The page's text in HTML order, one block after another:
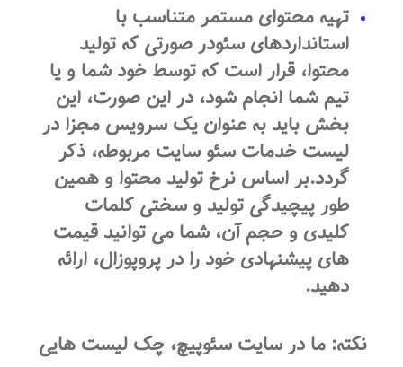
تهیه محتوای مستمر متناسب با
استانداردهای سئودر صورتی که تولید
محتوا، قرار است که توسط خود شما و یا
تیم شما انجام شود، در این صورت، این
بخش باید به عنوان یک سرویس مجزا در
لیست خدمات سئو سایت مربوطه، ذکر
گردد.بر اساس نرخ تولید محتوا و همین
طور پیچیدگی تولید و سختی کلمات
کلیدی و حجم آن، شما می توانید قیمت
های پیشنهادی خود را در پروپوزال، ارائه
دهید.
نکته: ما در سایت سئوپیچ، چک لیست هایی